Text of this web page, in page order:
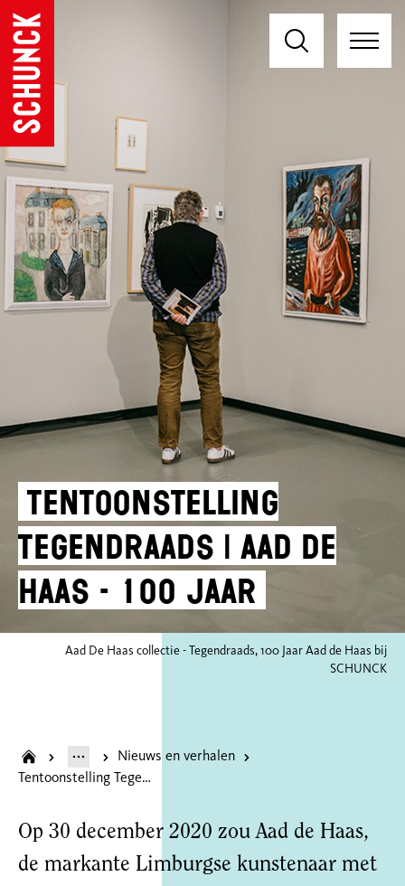
Tentoonstelling
Tegendraads | Aad de
Haas - 100 jaar
Aad De Haas collectie - Tegendraads, 100 Jaar Aad de Haas bij
SCHUNCK
Nieuws en verhalen
Tentoonstelling Tegendraads | Aad de Haas - 100 jaar
Op 30 december 2020 zou Aad de Haas,
de markante Limburgse kunstenaar met